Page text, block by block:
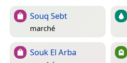
Souq Sebt
marché
Souk El Arba